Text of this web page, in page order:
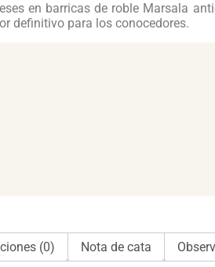
en barricas de roble Marsala
definitivo para los conocedores.
(0) Nota de cata